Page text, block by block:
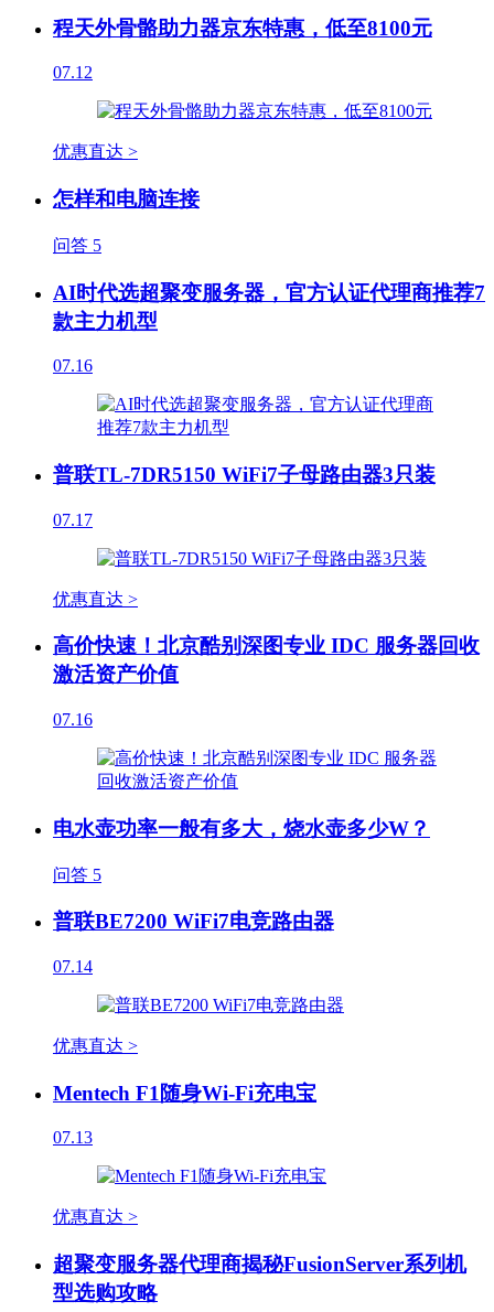
程天外骨骼助力器京东特惠，低至8100元
07.12
优惠直达 >
怎样和电脑连接
问答 5
AI时代选超聚变服务器，官方认证代理商推荐7
款主力机型
07.16
普联TL-7DR5150 WiFi7子母路由器3只装
07.17
优惠直达 >
高价快速！北京酷别深图专业 IDC 服务器回收
激活资产价值
07.16
电水壶功率一般有多大，烧水壶多少W？
问答 5
普联BE7200 WiFi7电竞路由器
07.14
优惠直达 >
Mentech F1随身Wi-Fi充电宝
07.13
优惠直达 >
超聚变服务器代理商揭秘FusionServer系列机
型选购攻略